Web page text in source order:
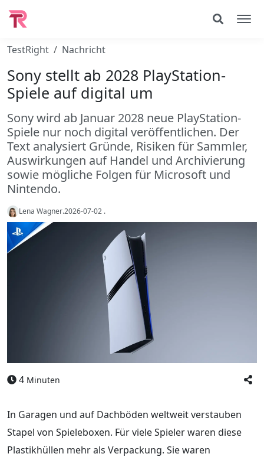
TestRight Nachricht
Sony stellt ab 2028 PlayStation-
Spiele auf digital um
Sony wird ab Januar 2028 neue PlayStation-
Spiele nur noch digital veröffentlichen. Der
Text analysiert Gründe, Risiken für Sammler,
Auswirkungen auf Handel und Archivierung
sowie mögliche Folgen für Microsoft und
Nintendo.
Lena Wagner.2026-07-02 .
4 Minuten
In Garagen und auf Dachböden weltweit verstauben
Stapel von Spieleboxen. Für viele Spieler waren diese
Plastikhüllen mehr als Verpackung. Sie waren